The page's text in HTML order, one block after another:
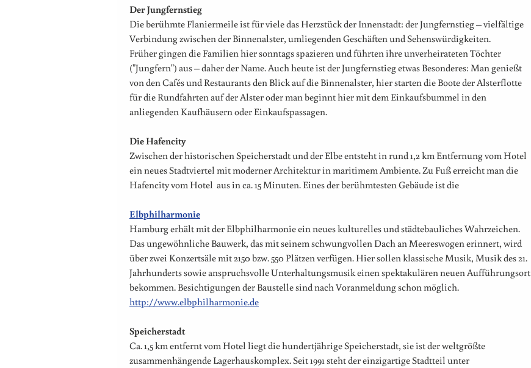
Der Jungfernstieg
Die berühmte Flaniermeile ist für viele das Herzstück der Innenstadt: der Jungfernstieg – vielfältige
Verbindung zwischen der Binnenalster, umliegenden Geschäften und Sehenswürdigkeiten.
Früher gingen die Familien hier sonntags spazieren und führten ihre unverheirateten Töchter
("Jungfern") aus – daher der Name. Auch heute ist der Jungfernstieg etwas Besonderes: Man genießt
von den Cafés und Restaurants den Blick auf die Binnenalster, hier starten die Boote der Alsterflotte
für die Rundfahrten auf der Alster oder man beginnt hier mit dem Einkaufsbummel in den
anliegenden Kaufhäusern oder Einkaufspassagen.
Die Hafencity
Zwischen der historischen Speicherstadt und der Elbe entsteht in rund 1,2 km Entfernung vom Hotel
ein neues Stadtviertel mit moderner Architektur in maritimem Ambiente. Zu Fuß erreicht man die
Hafencity vom Hotel aus in ca. 15 Minuten. Eines der berühmtesten Gebäude ist die
Elbphilharmonie
Hamburg erhält mit der Elbphilharmonie ein neues kulturelles und städtebauliches Wahrzeichen.
Das ungewöhnliche Bauwerk, das mit seinem schwungvollen Dach an Meereswogen erinnert, wird
über zwei Konzertsäle mit 2150 bzw. 550 Plätzen verfügen. Hier sollen klassische Musik, Musik des 21.
Jahrhunderts sowie anspruchsvolle Unterhaltungsmusik einen spektakulären neuen Aufführungsort
bekommen. Besichtigungen der Baustelle sind nach Voranmeldung schon möglich.
http://www.elbphilharmonie.de
Speicherstadt
Ca. 1,5 km entfernt vom Hotel liegt die hundertjährige Speicherstadt, sie ist der weltgrößte
zusammenhängende Lagerhauskomplex. Seit 1991 steht der einzigartige Stadtteil unter